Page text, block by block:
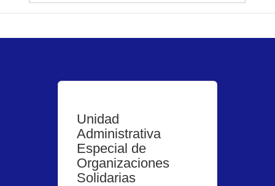
Unidad
Administrativa
Especial de
Organizaciones
Solidarias